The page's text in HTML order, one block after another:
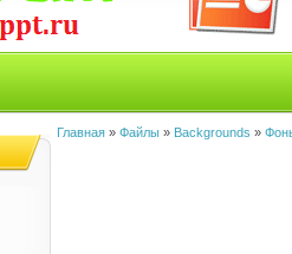
Главная » Файлы » Backgrounds »